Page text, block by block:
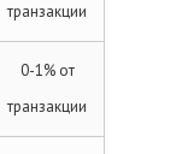
транзакции
0-1% от
транзакции